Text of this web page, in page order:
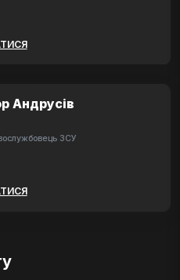
Андрусів
ЗСУ